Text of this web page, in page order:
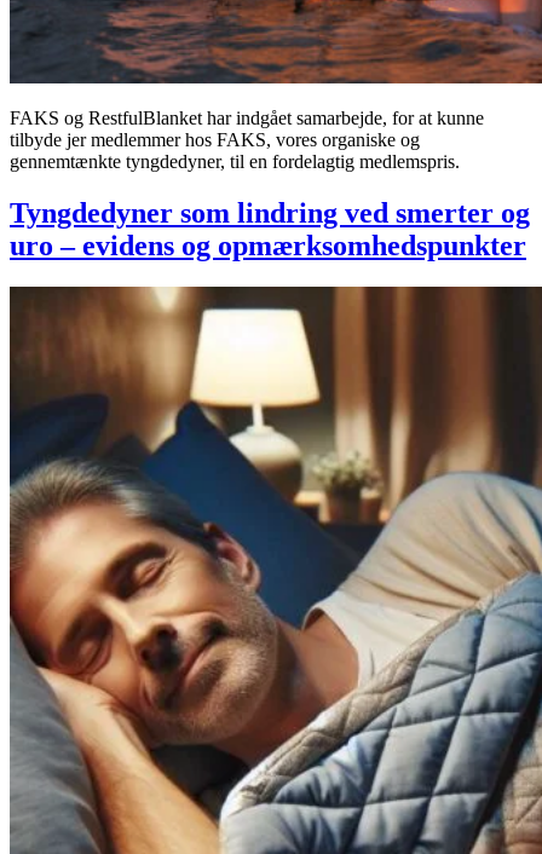
FAKS og RestfulBlanket har indgået samarbejde, for at kunne
tilbyde jer medlemmer hos FAKS, vores organiske og
gennemtænkte tyngdedyner, til en fordelagtig medlemspris.
Tyngdedyner som lindring ved smerter og
uro – evidens og opmærksomhedspunkter